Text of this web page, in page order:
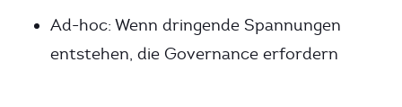
Ad-hoc: Wenn dringende Spannungen
entstehen, die Governance erfordern